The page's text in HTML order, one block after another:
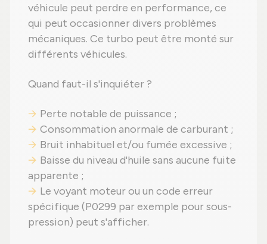
véhicule peut perdre en performance, ce
qui peut occasionner divers problèmes
mécaniques. Ce turbo peut être monté sur
différents véhicules.
Quand faut-il s'inquiéter ?
Perte notable de puissance ;
Consommation anormale de carburant ;
Bruit inhabituel et/ou fumée excessive ;
Baisse du niveau d'huile sans aucune fuite
apparente ;
Le voyant moteur ou un code erreur
spécifique (P0299 par exemple pour sous-
pression) peut s'afficher.